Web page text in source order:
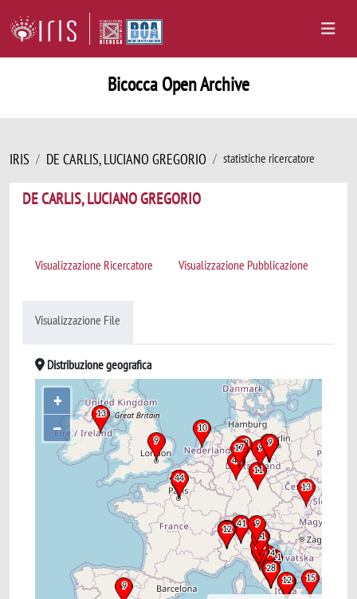
Bicocca Open Archive
IRIS DE CARLIS, LUCIANO GREGORIO statistiche ricercatore
DE CARLIS, LUCIANO GREGORIO
Visualizzazione Ricercatore Visualizzazione Pubblicazione
Visualizzazione File
Distribuzione geografica
+
–